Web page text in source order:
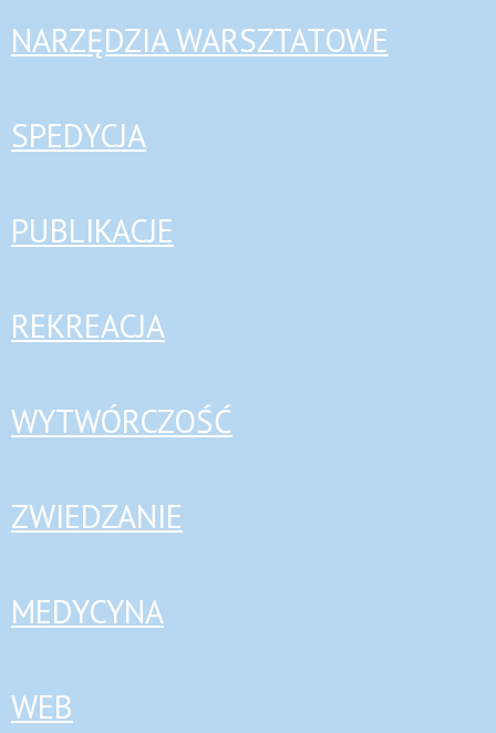
NARZĘDZIA WARSZTATOWE
SPEDYCJA
PUBLIKACJE
REKREACJA
WYTWÓRCZOŚĆ
ZWIEDZANIE
MEDYCYNA
WEB